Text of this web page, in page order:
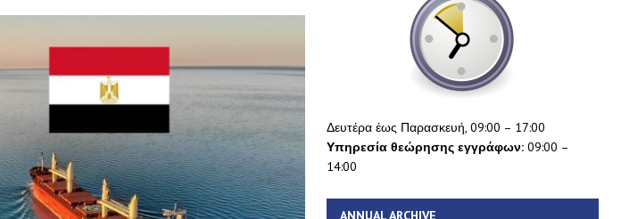
Δευτέρα έως Παρασκευή, 09:00 – 17:00
Υπηρεσία θεώρησης εγγράφων:09:00 –
14:00
ANNUAL ARCHIVE